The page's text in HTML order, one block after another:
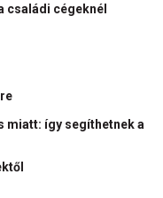
családi cégeknél
miatt: így segíthetnek a